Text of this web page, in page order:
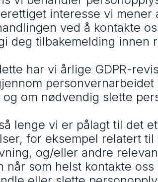
interesse vi mener
ved å kontakte
deg tilbakemelding innen
har vi årlige GDPR-
personvernarbeidet
om nødvendig slette
lenge vi er pålagt til det
for eksempel relatert til
og/eller andre
når som helst kontakte